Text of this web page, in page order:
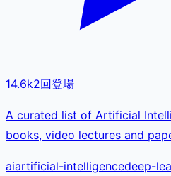
14.6k2回登場
A curated list of Artificial
books, video lectures and
aiartificial-intelligencedeep-